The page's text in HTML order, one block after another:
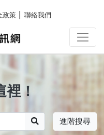
政策 聯絡我們
！
進階搜尋